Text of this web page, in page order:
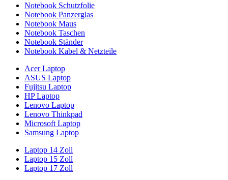
Notebook Schutzfolie
Notebook Panzerglas
Notebook Maus
Notebook Taschen
Notebook Ständer
Notebook Kabel & Netzteile
Acer Laptop
ASUS Laptop
Fujitsu Laptop
HP Laptop
Lenovo Laptop
Lenovo Thinkpad
Microsoft Laptop
Samsung Laptop
Laptop 14 Zoll
Laptop 15 Zoll
Laptop 17 Zoll